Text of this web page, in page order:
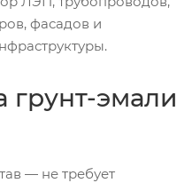
фасадов и
эмали
— не требует